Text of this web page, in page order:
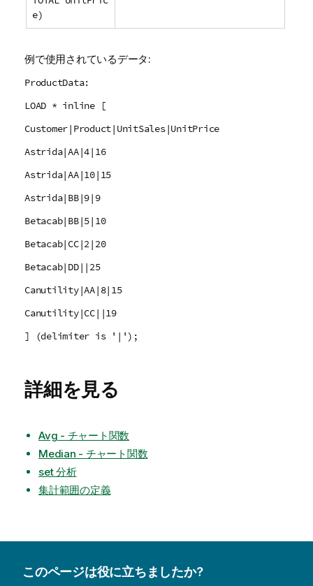
e)
例で使用されているデータ:
ProductData:
LOAD * inline [
Customer|Product|UnitSales|UnitPrice
Astrida|AA|4|16
Astrida|AA|10|15
Astrida|BB|9|9
Betacab|BB|5|10
Betacab|CC|2|20
Betacab|DD||25
Canutility|AA|8|15
Canutility|CC||19
] (delimiter is '|');
詳細を見る
Avg - チャート関数
Median - チャート関数
set 分析
集計範囲の定義
このページは役に立ちましたか?